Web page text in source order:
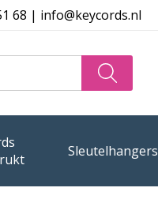
68 | info@keycords.nl
Sleutelhangers